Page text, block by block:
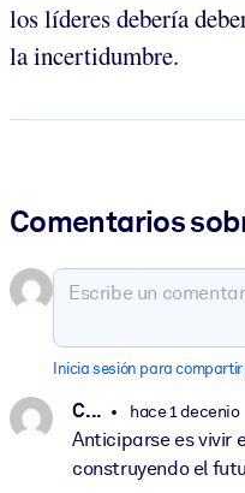
los líderes debería
la incertidumbre.
Comentarios
Inicia sesión para
C. .. hace 1 decenio
Anticiparse es vivir
construyendo el